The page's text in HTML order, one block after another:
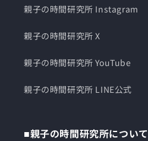
親子の時間研究所 Instagram
親子の時間研究所 X
親子の時間研究所 YouTube
親子の時間研究所 LINE公式
■親子の時間研究所について